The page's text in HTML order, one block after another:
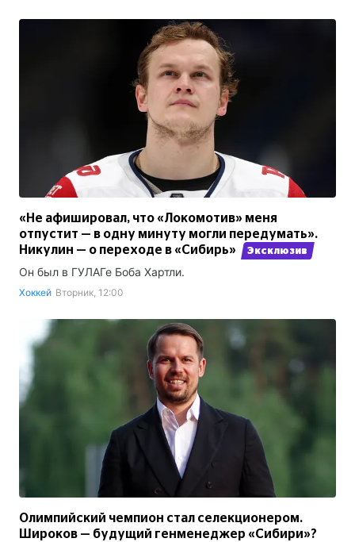
«Не афишировал, что «Локомотив» меня
отпустит — в одну минуту могли передумать».
Никулин — о переходе в «Сибирь»
Эксклюзив
Он был в ГУЛАГе Боба Хартли.
Хоккей Вторник, 12:00
Олимпийский чемпион стал селекционером.
Широков — будущий генменеджер «Сибири»?